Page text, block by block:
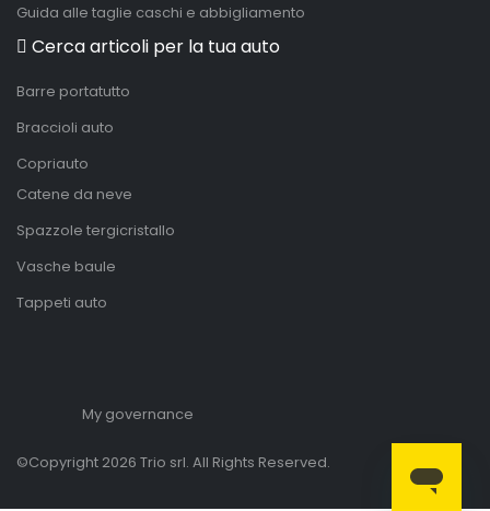
Guida alle taglie caschi e abbigliamento
Cerca articoli per la tua auto
Barre portatutto
Braccioli auto
Copriauto
Catene da neve
Spazzole tergicristallo
Vasche baule
Tappeti auto
My governance
©Copyright 2026 Trio srl. All Rights Reserved.